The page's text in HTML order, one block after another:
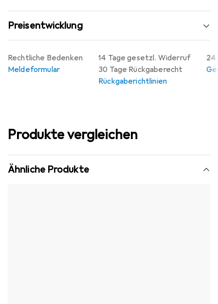
Preisentwicklung
14 Tage gesetzl. Widerruf
30 Tage Rückgaberecht
Rückgaberichtlinien
24
Rechtliche Bedenken
Meldeformular
Produkte vergleichen
Ähnliche Produkte